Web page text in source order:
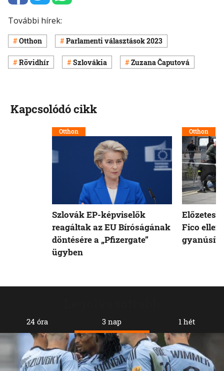
További hírek:
Otthon Parlamenti választások 2023
Rövidhír Szlovákia Zuzana Čaputová
24 óra 3 nap 1 hét
Kapcsolódó cikk
Otthon
Szlovák EP-képviselők
reagáltak az EU Bíróságának
döntésére a „Pfizergate”
ügyben
Otthon
Fico